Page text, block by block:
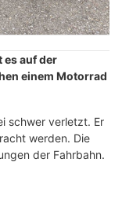
es auf der
einem Motorrad
schwer verletzt. Er
werden. Die
der Fahrbahn.